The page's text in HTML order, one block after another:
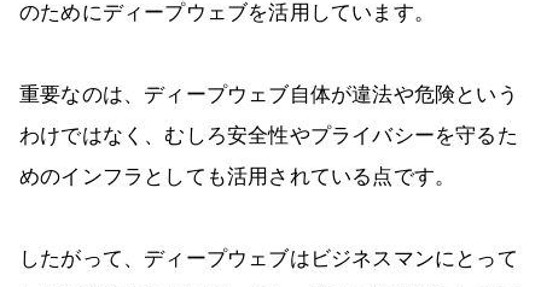
のためにディープウェブを活用しています。
重要なのは、ディープウェブ自体が違法や危険という
わけではなく、むしろ安全性やプライバシーを守るた
めのインフラとしても活用されている点です。
したがって、ディープウェブはビジネスマンにとって